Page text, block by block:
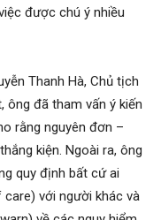
được chú ý nhiều
Thanh Hà, Chủ tịch
ông đã tham vấn ý kiến
rằng nguyên đơn –
kiện. Ngoài ra, ông
quy định bất cứ ai
care) với người khác và